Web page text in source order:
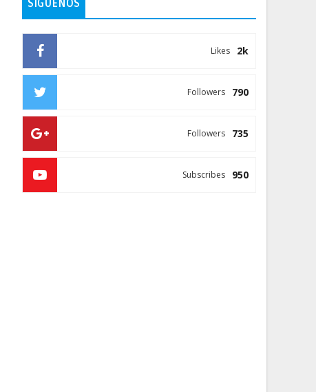
SIGUENOS
2k
Likes
790
Followers
735
Followers
950
Subscribes